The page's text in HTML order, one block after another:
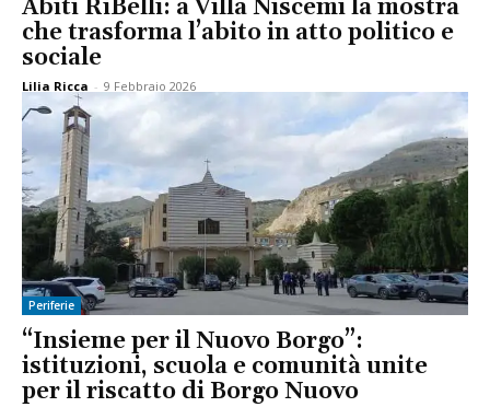
Abiti RiBelli: a Villa Niscemi la mostra
che trasforma l’abito in atto politico e
sociale
Lilia Ricca - 9 Febbraio 2026
Periferie
“Insieme per il Nuovo Borgo”:
istituzioni, scuola e comunità unite
per il riscatto di Borgo Nuovo